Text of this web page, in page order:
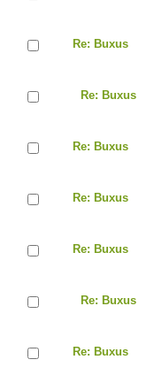
Re: Buxus
Re: Buxus
Re: Buxus
Re: Buxus
Re: Buxus
Re: Buxus
Re: Buxus